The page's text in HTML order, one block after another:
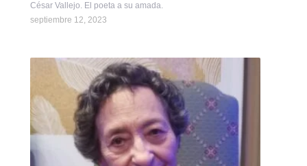
César Vallejo. El poeta a su amada.
septiembre 12, 2023